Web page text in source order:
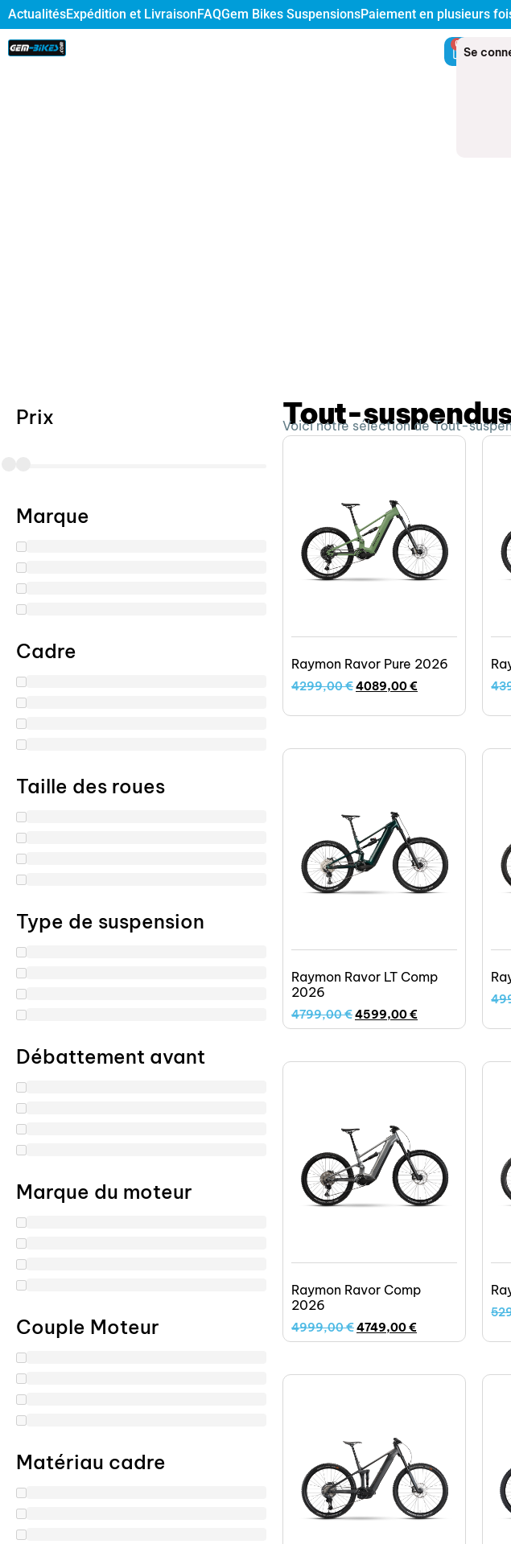
ActualitésExpédition et LivraisonFAQGem Bikes SuspensionsPaiement en plusieurs
0
Se
Prix
Marque
Cadre
Taille des roues
Type de suspension
Débattement avant
Marque du moteur
Couple Moteur
Matériau cadre
Tout-
Voici notre sélection de Tout-
Raymon Ravor Pure 2026
4299,00€4089,00€
Raymon Ravor LT Comp
2026
4799,00€4599,00€
Raymon Ravor Comp
2026
4999,00€4749,00€